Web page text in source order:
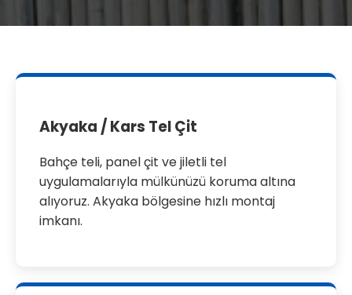
Akyaka / Kars Tel Çit
Bahçe teli, panel çit ve jiletli tel
uygulamalarıyla mülkünüzü koruma altına
alıyoruz. Akyaka bölgesine hızlı montaj
imkanı.